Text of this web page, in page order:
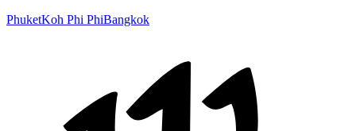
PhuketKoh Phi PhiBangkok